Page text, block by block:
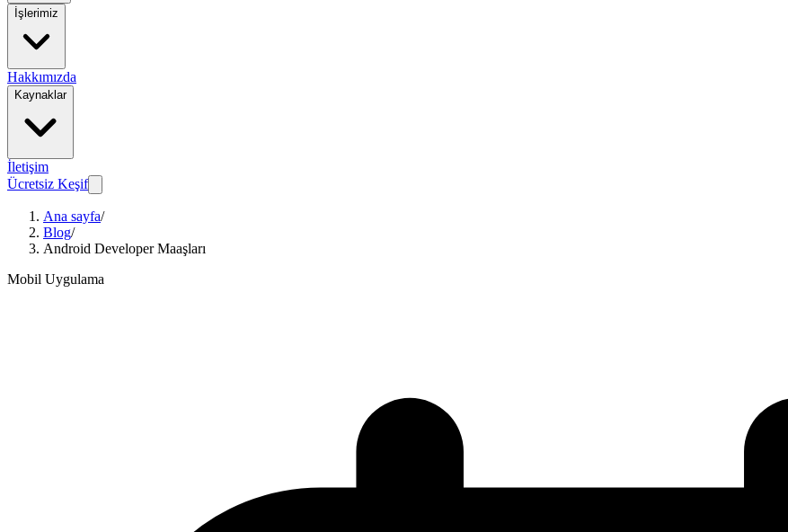
İşlerimiz
Hakkımızda
Kaynaklar
İletişim
Ücretsiz Keşif
Ana sayfa/
Blog/
Android Developer Maaşları
Mobil Uygulama